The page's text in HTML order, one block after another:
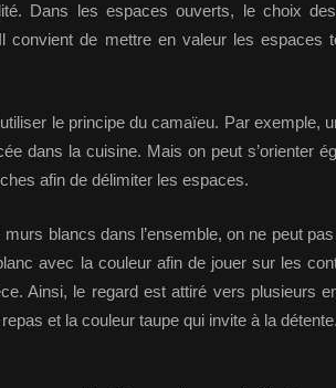
Dans les espaces ouverts, le choix
convient de mettre en valeur les espaces
le principe du camaïeu. Par exemple,
dans la cuisine. Mais on peut s’orienter
afin de délimiter les espaces.
blancs dans l’ensemble, on ne peut
avec la couleur afin de jouer sur les
Ainsi, le regard est attiré vers plusieurs
repas et la couleur taupe qui invite à la détente.